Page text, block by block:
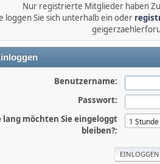
Nur registrierte Mitglieder haben
loggen Sie sich unterhalb ein oder
Benutzername:
Passwort:
lang möchten Sie eingeloggt
bleiben?: